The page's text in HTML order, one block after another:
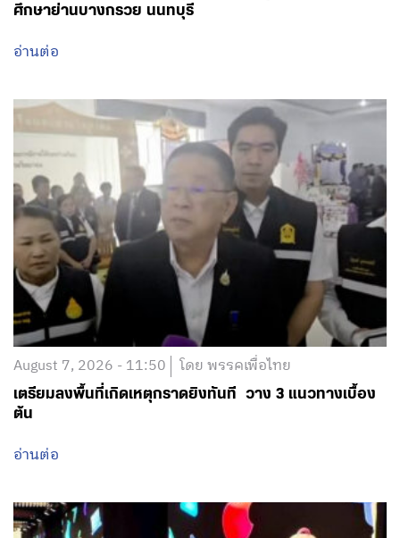
ศึกษาย่านบางกรวย นนทบุรี
อ่านต่อ
August 7, 2026 - 11:50 โดย พรรคเพื่อไทย
เตรียมลงพื้นที่เกิดเหตุกราดยิงทันที วาง 3 แนวทางเบื้อง
ต้น
อ่านต่อ